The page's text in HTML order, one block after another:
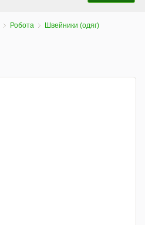
Робота Швейники (одяг)